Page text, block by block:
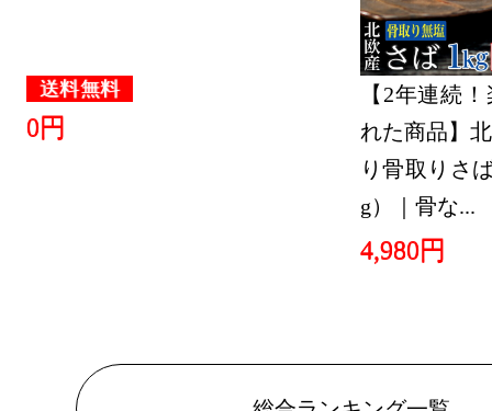
送料無料
0円
【2年連続
れた商品】
り骨取りさ
g）｜骨な...
4,980円